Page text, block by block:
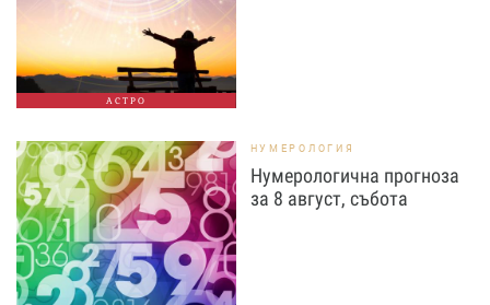
АСТРО
НУМЕРОЛОГИЯ
Нумерологична прогноза
за 8 август, събота